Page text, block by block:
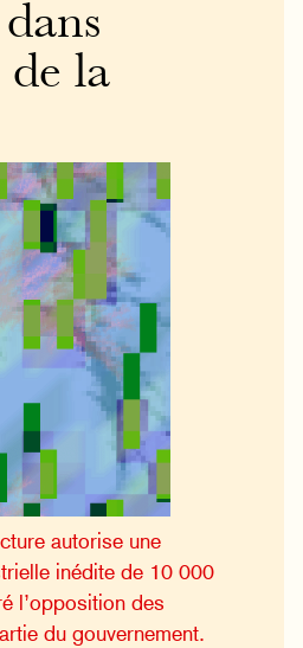
de la
autorise une
inédite de 10 000
l’opposition des
du gouvernement.